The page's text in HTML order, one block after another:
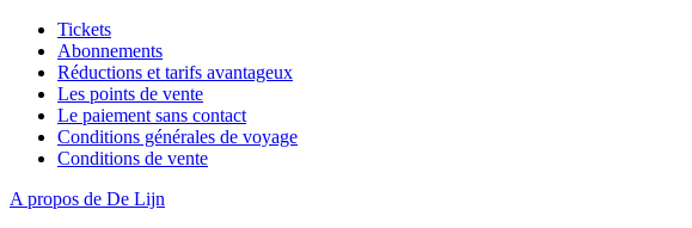
Tickets
Abonnements
Réductions et tarifs avantageux
Les points de vente
Le paiement sans contact
Conditions générales de voyage
Conditions de vente
A propos de De Lijn